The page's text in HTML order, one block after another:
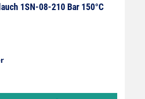
1SN-08-210 Bar 150°C